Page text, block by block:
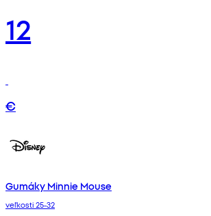
12
€
Gumáky Minnie Mouse
veľkosti 25-32